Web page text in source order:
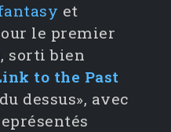
et
le premier
sorti bien
to the Past
dessus», avec